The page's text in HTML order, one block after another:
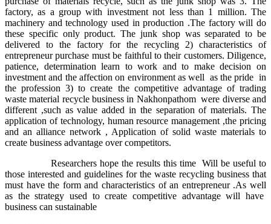
factory, as a group with investment not less than 1 million. The
machinery and technology used in production .The factory will do
these specific only product. The junk shop was separated to be
delivered to the factory for the recycling 2) characteristics of
entrepreneur purchase must be faithful to their customers. Diligence,
patience, determination learn to work and to make decision on
investment and the affection on environment as well as the pride in
the profession 3) to create the competitive advantage of trading
waste material recycle business in Nakhonpathom were diverse and
different ,such as value added in the separation of materials. The
application of technology, human resource management ,the pricing
and an alliance network , Application of solid waste materials to
create business advantage over competitors.
Researchers hope the results this time Will be useful to
those interested and guidelines for the waste recycling business that
must have the form and characteristics of an entrepreneur .As well
as the strategy used to create competitive advantage will have
business can sustainable